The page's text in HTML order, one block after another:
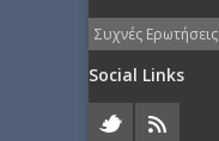
Συχνές Ερωτήσεις
Social Links